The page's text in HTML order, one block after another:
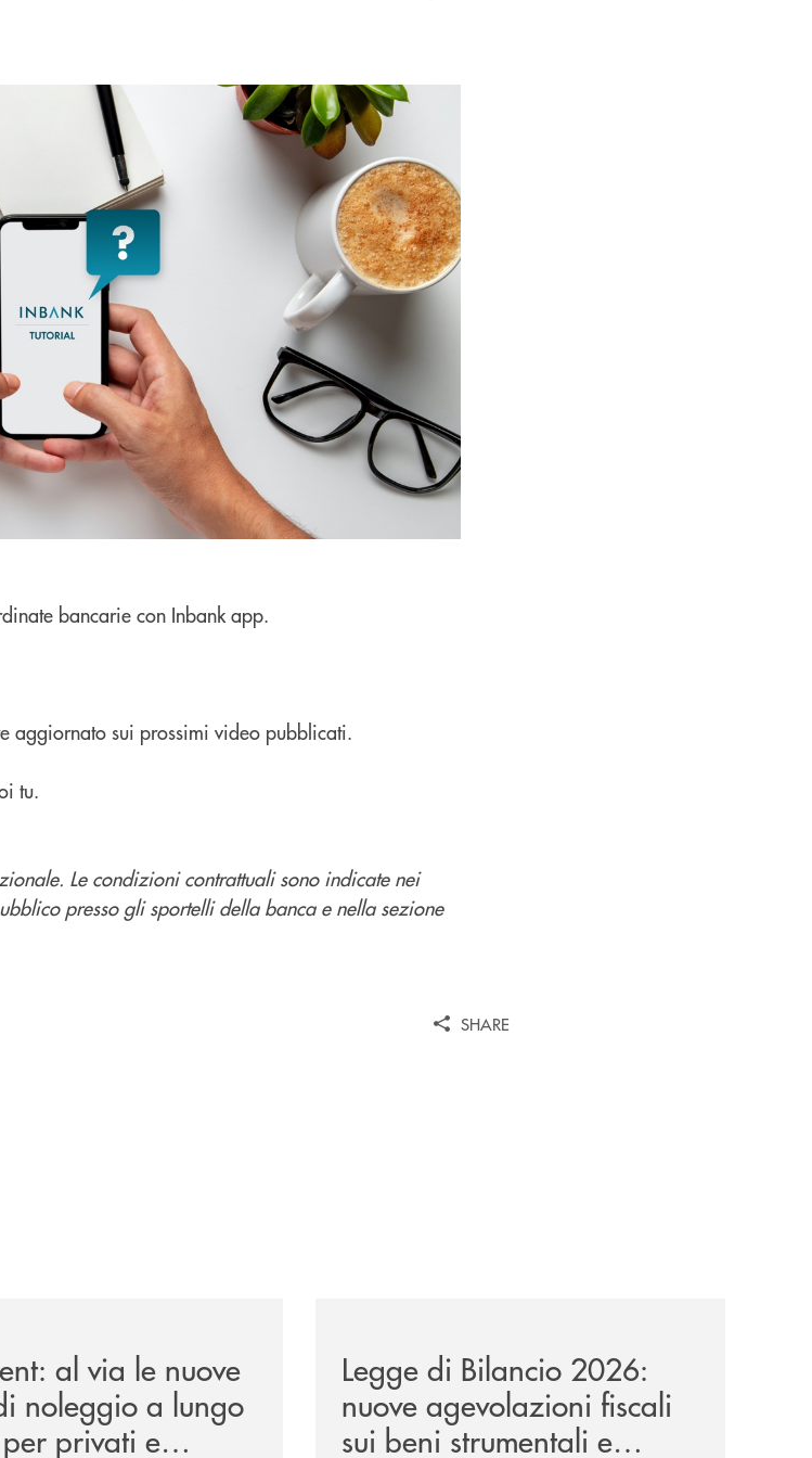
bancarie con Inbank app.
aggiornato sui prossimi video pubblicati.
tu.
Le condizioni contrattuali sono indicate nei
presso gli sportelli della banca e nella sezione
SHARE
al via le nuove
noleggio a lungo
privati e
Legge di Bilancio 2026:
nuove agevolazioni fiscali
sui beni strumentali e